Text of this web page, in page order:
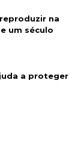
na
um século
a proteger